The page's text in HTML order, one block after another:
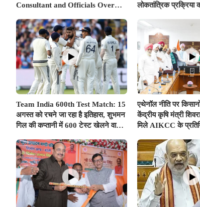
Consultant and Officials Over
Issues
लोकतांत्रिक प्रक्रिया
Team India 600th Test Match: 15
अगस्त को रचने जा रहा है इतिहास, शुभमन
गिल की कप्तानी में 600 टेस्ट खेलने वाला
एथेनॉल नीति पर
केंद्रीय कृषि मंत्री
मिले AIKCC के